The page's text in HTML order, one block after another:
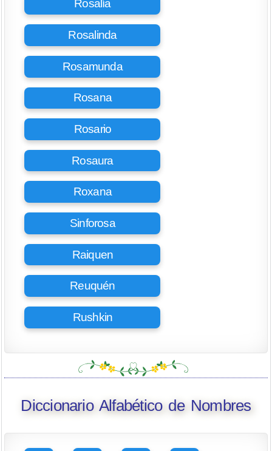
Rosalía
Rosalinda
Rosamunda
Rosana
Rosario
Rosaura
Roxana
Sinforosa
Raiquen
Reuquén
Rushkin
Diccionario Alfabético de Nombres